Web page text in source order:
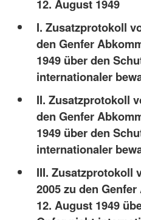
12. August 1949
I. Zusatzprotokoll
den Genfer
1949 über den
internationaler
II. Zusatzprotokoll
den Genfer
1949 über den
internationaler
III. Zusatzprotokoll
2005 zu den
12. August 1949